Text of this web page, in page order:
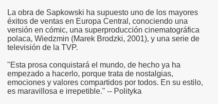
La obra de Sapkowski ha supuesto uno de los mayores
éxitos de ventas en Europa Central, conociendo una
versión en cómic, una superproducción cinematográfica
polaca, Wiedzmin (Marek Brodzki, 2001), y una serie de
televisión de la TVP.
"Esta prosa conquistará el mundo, de hecho ya ha
empezado a hacerlo, porque trata de nostalgias,
emociones y valores compartidos por todos. En su estilo,
es maravillosa e irrepetible." -- Polityka